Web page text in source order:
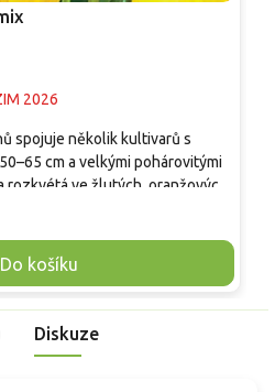
2026
Do košíku
spojuje několik kultivarů s
cm a velkými pohárovitými
ve žlutých, oranžových,
odstínech, jejichž
výdrž ve váze a jsou
v záhonech, podél cest, mezi
Diskuze